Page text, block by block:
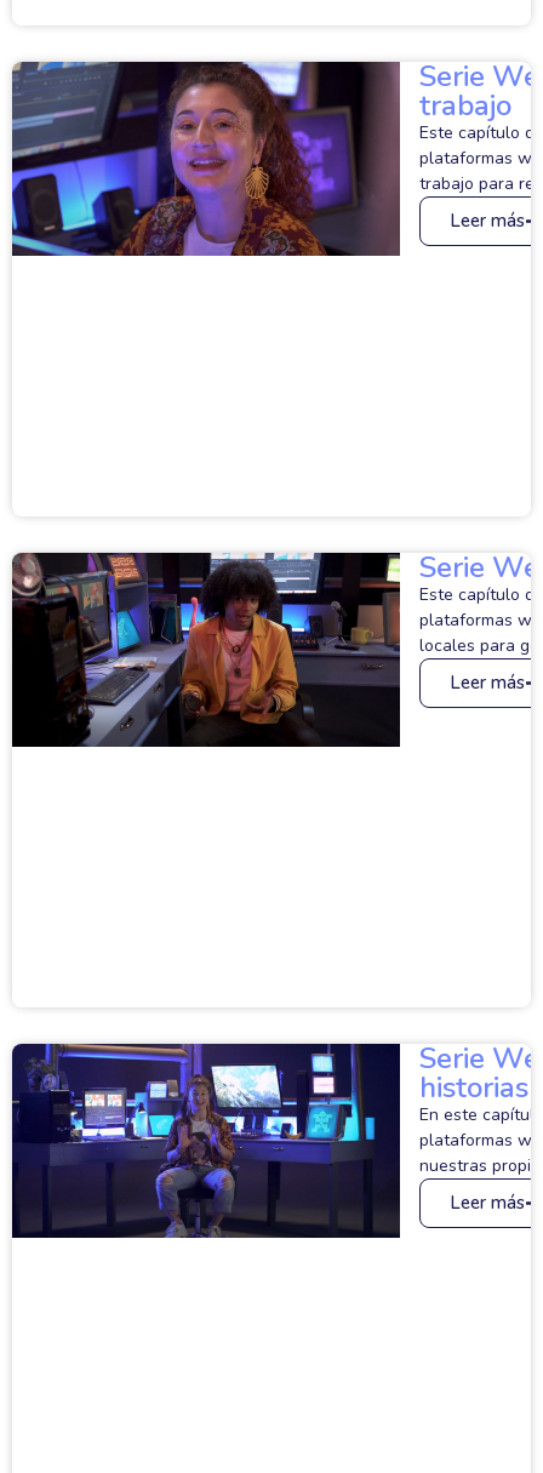
Serie
trabajo
Este capítulo
plataformas
trabajo para
Leer más
Serie
Este capítulo
plataformas
locales para
Leer más
Serie
historias
En este
plataformas
nuestras
Leer más